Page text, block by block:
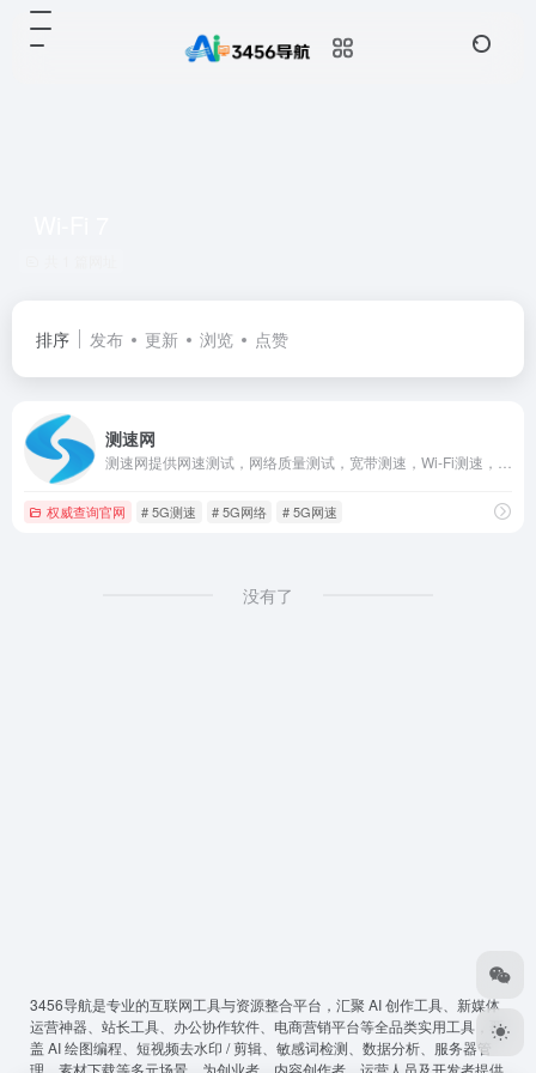
排序 发布 更新 浏览 点赞
测速网
权威查询官网 # 5G测速 # 5G网络 # 5G网速
没有了
3456导航是专业的互联网工具与资源整合平台，汇聚 AI 创作工具、新媒体
运营神器、站长工具、办公协作软件、电商营销平台等全品类实用工具，覆
盖 AI 绘图编程、短视频去水印 / 剪辑、敏感词检测、数据分析、服务器管
理、素材下载等多元场景，为创业者、内容创作者、运营人员及开发者提供